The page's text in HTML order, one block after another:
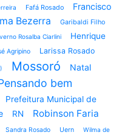
Fafá Rosado
Francisco
Bezerra
Garibaldi Filho
Rosalba Ciarlini
Henrique
Agripino Larissa Rosado
Mossoró Natal
bem
Prefeitura Municipal de
RN Robinson Faria
Sandra Rosado Uern
Wilma de